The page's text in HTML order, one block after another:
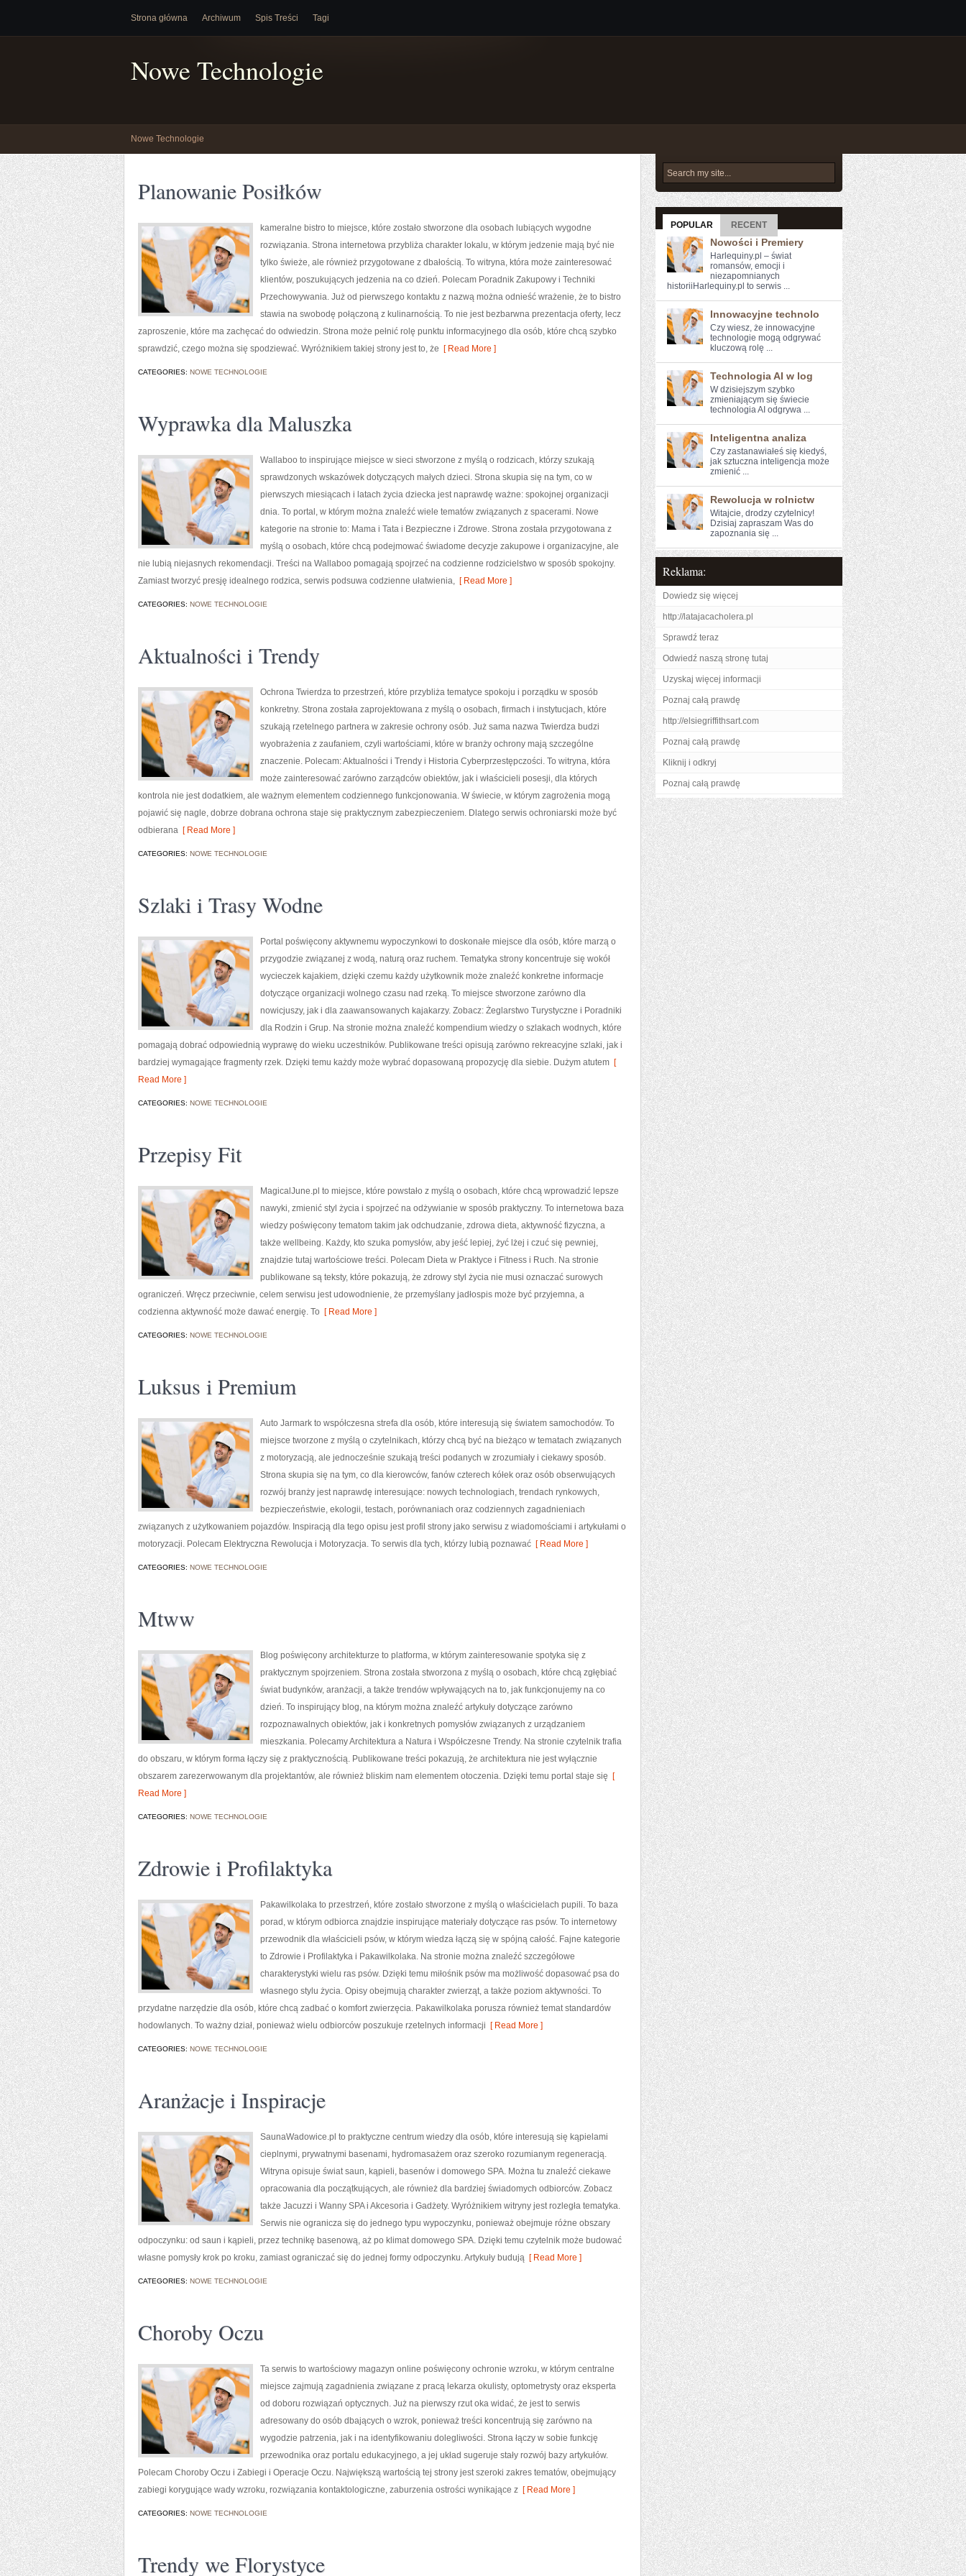
Strona główna Archiwum Spis Treści Tagi
Nowe Technologie
Nowe Technologie
Planowanie Posiłków
kameralne bistro to miejsce, które zostało stworzone dla osobach lubiących wygodne
rozwiązania. Strona internetowa przybliża charakter lokalu, w którym jedzenie mają być nie
tylko świeże, ale również przygotowane z dbałością. To witryna, która może zainteresować
klientów, poszukujących jedzenia na co dzień. Polecam Poradnik Zakupowy i Techniki
Przechowywania. Już od pierwszego kontaktu z nazwą można odnieść wrażenie, że to bistro
stawia na swobodę połączoną z kulinarnością. To nie jest bezbarwna prezentacja oferty, lecz
zaproszenie, które ma zachęcać do odwiedzin. Strona może pełnić rolę punktu informacyjnego dla osób, które chcą szybko
sprawdzić, czego można się spodziewać. Wyróżnikiem takiej strony jest to, że [ Read More ]
CATEGORIES: NOWE TECHNOLOGIE
Wyprawka dla Maluszka
Wallaboo to inspirujące miejsce w sieci stworzone z myślą o rodzicach, którzy szukają
sprawdzonych wskazówek dotyczących małych dzieci. Strona skupia się na tym, co w
pierwszych miesiącach i latach życia dziecka jest naprawdę ważne: spokojnej organizacji
dnia. To portal, w którym można znaleźć wiele tematów związanych z spacerami. Nowe
kategorie na stronie to: Mama i Tata i Bezpieczne i Zdrowe. Strona została przygotowana z
myślą o osobach, które chcą podejmować świadome decyzje zakupowe i organizacyjne, ale
nie lubią niejasnych rekomendacji. Treści na Wallaboo pomagają spojrzeć na codzienne rodzicielstwo w sposób spokojny.
Zamiast tworzyć presję idealnego rodzica, serwis podsuwa codzienne ułatwienia, [ Read More ]
CATEGORIES: NOWE TECHNOLOGIE
Aktualności i Trendy
Ochrona Twierdza to przestrzeń, które przybliża tematyce spokoju i porządku w sposób
konkretny. Strona została zaprojektowana z myślą o osobach, firmach i instytucjach, które
szukają rzetelnego partnera w zakresie ochrony osób. Już sama nazwa Twierdza budzi
wyobrażenia z zaufaniem, czyli wartościami, które w branży ochrony mają szczególne
znaczenie. Polecam: Aktualności i Trendy i Historia Cyberprzestępczości. To witryna, która
może zainteresować zarówno zarządców obiektów, jak i właścicieli posesji, dla których
kontrola nie jest dodatkiem, ale ważnym elementem codziennego funkcjonowania. W świecie, w którym zagrożenia mogą
pojawić się nagle, dobrze dobrana ochrona staje się praktycznym zabezpieczeniem. Dlatego serwis ochroniarski może być
odbierana [ Read More ]
CATEGORIES: NOWE TECHNOLOGIE
Szlaki i Trasy Wodne
Portal poświęcony aktywnemu wypoczynkowi to doskonałe miejsce dla osób, które marzą o
przygodzie związanej z wodą, naturą oraz ruchem. Tematyka strony koncentruje się wokół
wycieczek kajakiem, dzięki czemu każdy użytkownik może znaleźć konkretne informacje
dotyczące organizacji wolnego czasu nad rzeką. To miejsce stworzone zarówno dla
nowicjuszy, jak i dla zaawansowanych kajakarzy. Zobacz: Żeglarstwo Turystyczne i Poradniki
dla Rodzin i Grup. Na stronie można znaleźć kompendium wiedzy o szlakach wodnych, które
pomagają dobrać odpowiednią wyprawę do wieku uczestników. Publikowane treści opisują zarówno rekreacyjne szlaki, jak i
bardziej wymagające fragmenty rzek. Dzięki temu każdy może wybrać dopasowaną propozycję dla siebie. Dużym atutem [
Read More ]
CATEGORIES: NOWE TECHNOLOGIE
Przepisy Fit
MagicalJune.pl to miejsce, które powstało z myślą o osobach, które chcą wprowadzić lepsze
nawyki, zmienić styl życia i spojrzeć na odżywianie w sposób praktyczny. To internetowa baza
wiedzy poświęcony tematom takim jak odchudzanie, zdrowa dieta, aktywność fizyczna, a
także wellbeing. Każdy, kto szuka pomysłów, aby jeść lepiej, żyć lżej i czuć się pewniej,
znajdzie tutaj wartościowe treści. Polecam Dieta w Praktyce i Fitness i Ruch. Na stronie
publikowane są teksty, które pokazują, że zdrowy styl życia nie musi oznaczać surowych
ograniczeń. Wręcz przeciwnie, celem serwisu jest udowodnienie, że przemyślany jadłospis może być przyjemna, a
codzienna aktywność może dawać energię. To [ Read More ]
CATEGORIES: NOWE TECHNOLOGIE
Luksus i Premium
Auto Jarmark to współczesna strefa dla osób, które interesują się światem samochodów. To
miejsce tworzone z myślą o czytelnikach, którzy chcą być na bieżąco w tematach związanych
z motoryzacją, ale jednocześnie szukają treści podanych w zrozumiały i ciekawy sposób.
Strona skupia się na tym, co dla kierowców, fanów czterech kółek oraz osób obserwujących
rozwój branży jest naprawdę interesujące: nowych technologiach, trendach rynkowych,
bezpieczeństwie, ekologii, testach, porównaniach oraz codziennych zagadnieniach
związanych z użytkowaniem pojazdów. Inspiracją dla tego opisu jest profil strony jako serwisu z wiadomościami i artykułami o
motoryzacji. Polecam Elektryczna Rewolucja i Motoryzacja. To serwis dla tych, którzy lubią poznawać [ Read More ]
CATEGORIES: NOWE TECHNOLOGIE
Mtww
Blog poświęcony architekturze to platforma, w którym zainteresowanie spotyka się z
praktycznym spojrzeniem. Strona została stworzona z myślą o osobach, które chcą zgłębiać
świat budynków, aranżacji, a także trendów wpływających na to, jak funkcjonujemy na co
dzień. To inspirujący blog, na którym można znaleźć artykuły dotyczące zarówno
rozpoznawalnych obiektów, jak i konkretnych pomysłów związanych z urządzaniem
mieszkania. Polecamy Architektura a Natura i Współczesne Trendy. Na stronie czytelnik trafia
do obszaru, w którym forma łączy się z praktycznością. Publikowane treści pokazują, że architektura nie jest wyłącznie
obszarem zarezerwowanym dla projektantów, ale również bliskim nam elementem otoczenia. Dzięki temu portal staje się [
Read More ]
CATEGORIES: NOWE TECHNOLOGIE
Zdrowie i Profilaktyka
Pakawilkolaka to przestrzeń, które zostało stworzone z myślą o właścicielach pupili. To baza
porad, w którym odbiorca znajdzie inspirujące materiały dotyczące ras psów. To internetowy
przewodnik dla właścicieli psów, w którym wiedza łączą się w spójną całość. Fajne kategorie
to Zdrowie i Profilaktyka i Pakawilkolaka. Na stronie można znaleźć szczegółowe
charakterystyki wielu ras psów. Dzięki temu miłośnik psów ma możliwość dopasować psa do
własnego stylu życia. Opisy obejmują charakter zwierząt, a także poziom aktywności. To
przydatne narzędzie dla osób, które chcą zadbać o komfort zwierzęcia. Pakawilkolaka porusza również temat standardów
hodowlanych. To ważny dział, ponieważ wielu odbiorców poszukuje rzetelnych informacji [ Read More ]
CATEGORIES: NOWE TECHNOLOGIE
Aranżacje i Inspiracje
SaunaWadowice.pl to praktyczne centrum wiedzy dla osób, które interesują się kąpielami
cieplnymi, prywatnymi basenami, hydromasażem oraz szeroko rozumianym regeneracją.
Witryna opisuje świat saun, kąpieli, basenów i domowego SPA. Można tu znaleźć ciekawe
opracowania dla początkujących, ale również dla bardziej świadomych odbiorców. Zobacz
także Jacuzzi i Wanny SPA i Akcesoria i Gadżety. Wyróżnikiem witryny jest rozległa tematyka.
Serwis nie ogranicza się do jednego typu wypoczynku, ponieważ obejmuje różne obszary
odpoczynku: od saun i kąpieli, przez technikę basenową, aż po klimat domowego SPA. Dzięki temu czytelnik może budować
własne pomysły krok po kroku, zamiast ograniczać się do jednej formy odpoczynku. Artykuły budują [ Read More ]
CATEGORIES: NOWE TECHNOLOGIE
Choroby Oczu
Ta serwis to wartościowy magazyn online poświęcony ochronie wzroku, w którym centralne
miejsce zajmują zagadnienia związane z pracą lekarza okulisty, optometrysty oraz eksperta
od doboru rozwiązań optycznych. Już na pierwszy rzut oka widać, że jest to serwis
adresowany do osób dbających o wzrok, ponieważ treści koncentrują się zarówno na
wygodzie patrzenia, jak i na identyfikowaniu dolegliwości. Strona łączy w sobie funkcję
przewodnika oraz portalu edukacyjnego, a jej układ sugeruje stały rozwój bazy artykułów.
Polecam Choroby Oczu i Zabiegi i Operacje Oczu. Największą wartością tej strony jest szeroki zakres tematów, obejmujący
zabiegi korygujące wady wzroku, rozwiązania kontaktologiczne, zaburzenia ostrości wynikające z [ Read More ]
CATEGORIES: NOWE TECHNOLOGIE
Trendy we Florystyce
POPULAR RECENT
Nowości i Premiery
Harlequiny.pl – świat
romansów, emocji i
niezapomnianych
historiiHarlequiny.pl to serwis ...
Innowacyjne technolo
Czy wiesz, że innowacyjne
technologie mogą odgrywać
kluczową rolę ...
Technologia AI w log
W dzisiejszym szybko
zmieniającym ​się świecie
technologia AI‌ odgrywa ...
Inteligentna analiza
Czy zastanawiałeś⁤ się kiedyś,‌
jak sztuczna inteligencja może
zmienić ...
Rewolucja w rolnictw
Witajcie, drodzy czytelnicy!⁤
Dzisiaj⁣ zapraszam Was do
zapoznania się ...
Reklama:
Dowiedz się więcej
http://latajacacholera.pl
Sprawdź teraz
Odwiedź naszą stronę tutaj
Uzyskaj więcej informacji
Poznaj całą prawdę
http://elsiegriffithsart.com
Poznaj całą prawdę
Kliknij i odkryj
Poznaj całą prawdę